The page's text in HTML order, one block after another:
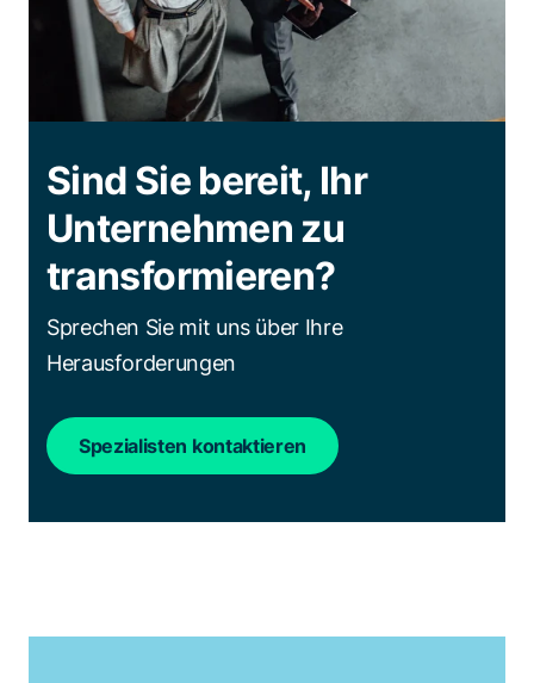
Sind Sie bereit, Ihr
Unternehmen zu
transformieren?
Sprechen Sie mit uns über Ihre
Herausforderungen
Spezialisten kontaktieren